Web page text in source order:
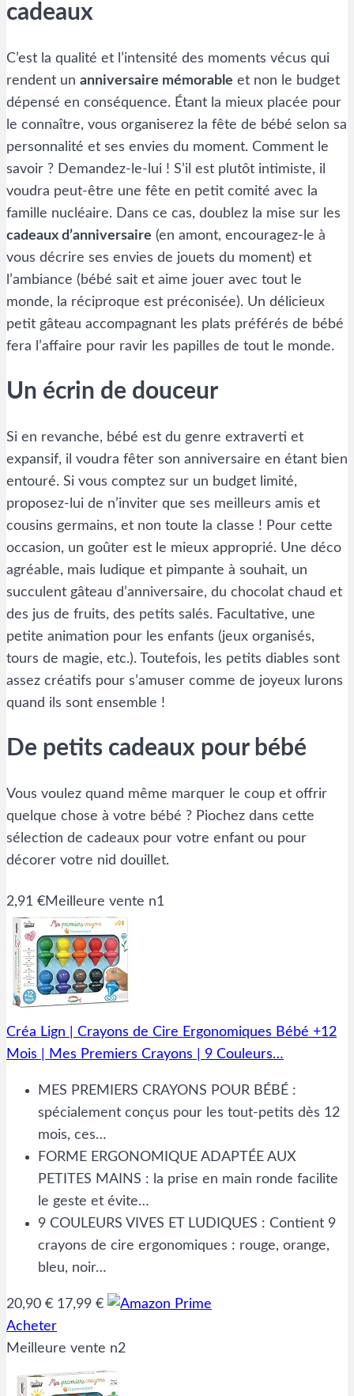
cadeaux
C’est la qualité et l’intensité des moments vécus qui
rendent un anniversaire mémorable et non le budget
dépensé en conséquence. Étant la mieux placée pour
le connaître, vous organiserez la fête de bébé selon sa
personnalité et ses envies du moment. Comment le
savoir ? Demandez-le-lui ! S’il est plutôt intimiste, il
voudra peut-être une fête en petit comité avec la
famille nucléaire. Dans ce cas, doublez la mise sur les
cadeaux d’anniversaire (en amont, encouragez-le à
vous décrire ses envies de jouets du moment) et
l’ambiance (bébé sait et aime jouer avec tout le
monde, la réciproque est préconisée). Un délicieux
petit gâteau accompagnant les plats préférés de bébé
fera l’affaire pour ravir les papilles de tout le monde.
Un écrin de douceur
Si en revanche, bébé est du genre extraverti et
expansif, il voudra fêter son anniversaire en étant bien
entouré. Si vous comptez sur un budget limité,
proposez-lui de n’inviter que ses meilleurs amis et
cousins germains, et non toute la classe ! Pour cette
occasion, un goûter est le mieux approprié. Une déco
agréable, mais ludique et pimpante à souhait, un
succulent gâteau d’anniversaire, du chocolat chaud et
des jus de fruits, des petits salés. Facultative, une
petite animation pour les enfants (jeux organisés,
tours de magie, etc.). Toutefois, les petits diables sont
assez créatifs pour s’amuser comme de joyeux lurons
quand ils sont ensemble !
De petits cadeaux pour bébé
Vous voulez quand même marquer le coup et offrir
quelque chose à votre bébé ? Piochez dans cette
sélection de cadeaux pour votre enfant ou pour
décorer votre nid douillet.
2,91 €Meilleure vente n1
Créa Lign | Crayons de Cire Ergonomiques Bébé +12
Mois | Mes Premiers Crayons | 9 Couleurs…
MES PREMIERS CRAYONS POUR BÉBÉ :
spécialement conçus pour les tout-petits dès 12
mois, ces…
FORME ERGONOMIQUE ADAPTÉE AUX
PETITES MAINS : la prise en main ronde facilite
le geste et évite…
9 COULEURS VIVES ET LUDIQUES : Contient 9
crayons de cire ergonomiques : rouge, orange,
bleu, noir…
20,90 € 17,99 €
Acheter
Meilleure vente n2